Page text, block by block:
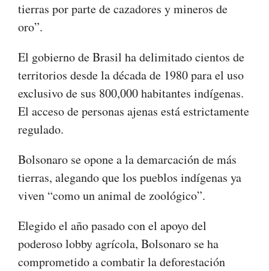
tierras por parte de cazadores y mineros de
oro”.
El gobierno de Brasil ha delimitado cientos de
territorios desde la década de 1980 para el uso
exclusivo de sus 800,000 habitantes indígenas.
El acceso de personas ajenas está estrictamente
regulado.
Bolsonaro se opone a la demarcación de más
tierras, alegando que los pueblos indígenas ya
viven “como un animal de zoológico”.
Elegido el año pasado con el apoyo del
poderoso lobby agrícola, Bolsonaro se ha
comprometido a combatir la deforestación